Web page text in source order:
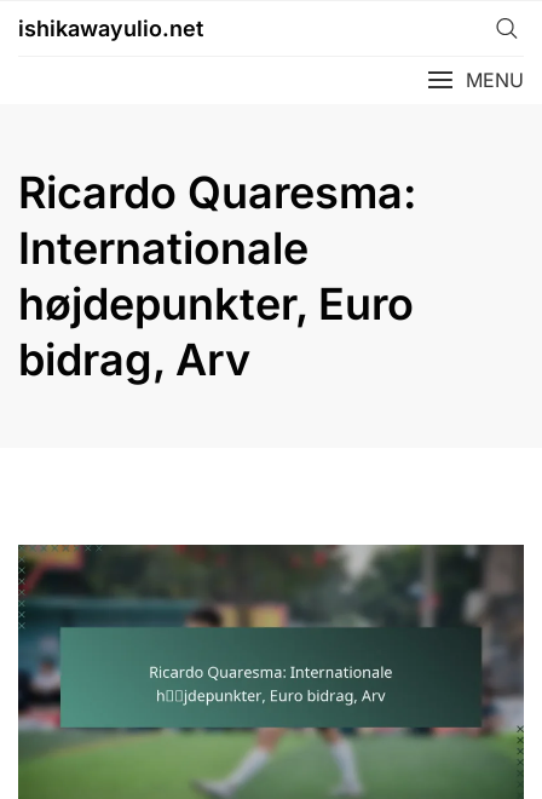
ishikawayulio.net
MENU
Ricardo Quaresma:
Internationale
højdepunkter, Euro
bidrag, Arv